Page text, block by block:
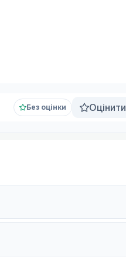
Без оцінки Оцінити